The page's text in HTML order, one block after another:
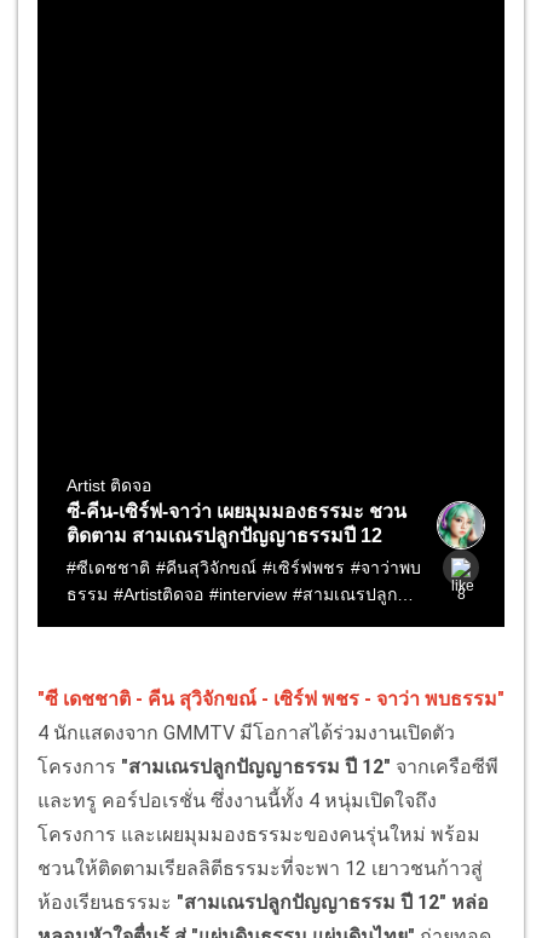
"ซี เดชชาติ - คีน สุวิจักขณ์ - เซิร์ฟ พชร - จาว่า พบธรรม"
4 นักแสดงจาก GMMTV มีโอกาสได้ร่วมงานเปิดตัว
โครงการ "สามเณรปลูกปัญญาธรรม ปี 12" จากเครือซีพี
และทรู คอร์ปอเรชั่น ซึ่งงานนี้ทั้ง 4 หนุ่มเปิดใจถึง
โครงการ และเผยมุมมองธรรมะของคนรุ่นใหม่ พร้อม
ชวนให้ติดตามเรียลลิตีธรรมะที่จะพา 12 เยาวชนก้าวสู่
ห้องเรียนธรรมะ "สามเณรปลูกปัญญาธรรม ปี 12" หล่อ